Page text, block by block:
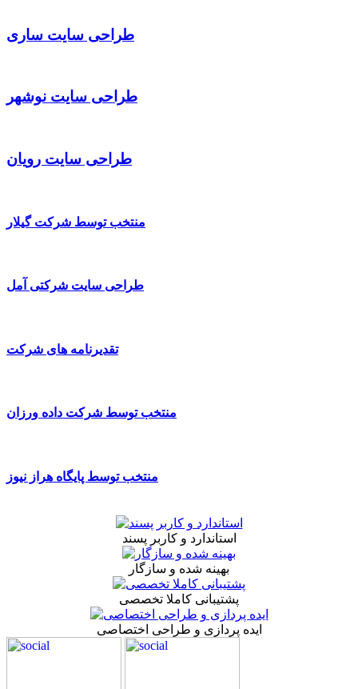
طراحی سایت ساری
طراحی سایت نوشهر
طراحی سایت رویان
منتخب توسط شرکت گیلار
طراحی سایت شرکتی آمل
تقدیرنامه های شرکت
منتخب توسط شرکت داده ورزان
منتخب توسط پایگاه هراز نیوز
استاندارد و کاربر پسند
بهینه شده و سازگار
پشتیبانی کاملا تخصصی
ایده پردازی و طراحی اختصاصی